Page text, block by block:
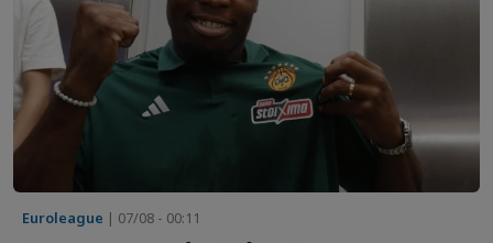
Euroleague | 07/08 - 00:11